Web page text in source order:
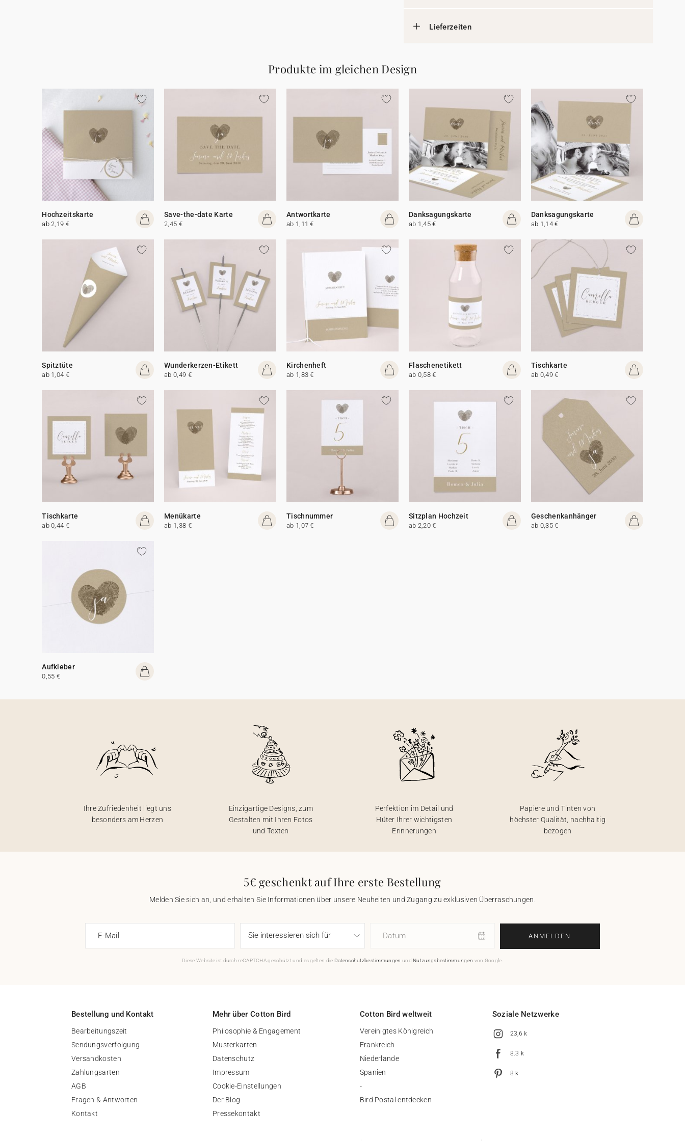
Lieferzeiten
Produkte im gleichen Design
Hochzeitskarte
ab 2,19 €
Save-the-date Karte
2,45 €
Antwortkarte
ab 1,11 €
Danksagungskarte
ab 1,45 €
Danksagungskarte
ab 1,14 €
Spitztüte
ab 1,04 €
Wunderkerzen-Etikett
ab 0,49 €
Kirchenheft
ab 1,83 €
Flaschenetikett
ab 0,58 €
Tischkarte
ab 0,49 €
Tischkarte
ab 0,44 €
Menükarte
ab 1,38 €
Tischnummer
ab 1,07 €
Sitzplan Hochzeit
ab 2,20 €
Geschenkanhänger
ab 0,35 €
Aufkleber
0,55 €
Ihre Zufriedenheit liegt uns
besonders am Herzen
Einzigartige Designs, zum
Gestalten mit Ihren Fotos
und Texten
Perfektion im Detail und
Hüter Ihrer wichtigsten
Erinnerungen
Papiere und Tinten von
höchster Qualität, nachhaltig
bezogen
5€ geschenkt auf Ihre erste Bestellung
Melden Sie sich an, und erhalten Sie Informationen über unsere Neuheiten und Zugang zu exklusiven Überraschungen.
E-Mail Datum ANMELDEN
Diese Website ist durch reCAPTCHA geschützt und es gelten die Datenschutzbestimmungen und Nutzungsbestimmungen von Google.
Bestellung und Kontakt
Bearbeitungszeit
Sendungsverfolgung
Versandkosten
Zahlungsarten
AGB
Fragen & Antworten
Kontakt
Mehr über Cotton Bird
Philosophie & Engagement
Musterkarten
Datenschutz
Impressum
Cookie-Einstellungen
Der Blog
Pressekontakt
Cotton Bird weltweit
Vereinigtes Königreich
Frankreich
Niederlande
Spanien
-
Bird Postal entdecken
Soziale Netzwerke
23,6 k
8.3 k
8 k